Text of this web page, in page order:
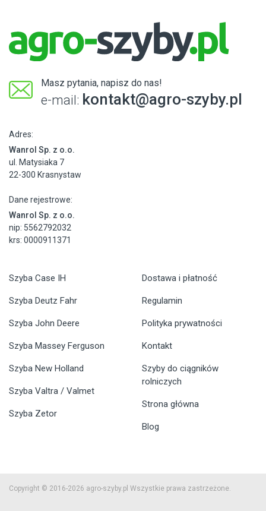
Masz pytania, napisz do nas!
e-mail: kontakt@agro-szyby.pl
Adres:
Wanrol Sp. z o.o.
ul. Matysiaka 7
22-300 Krasnystaw
Dane rejestrowe:
Wanrol Sp. z o.o.
nip: 5562792032
krs: 0000911371
Szyba Case IH
Szyba Deutz Fahr
Szyba John Deere
Szyba Massey Ferguson
Szyba New Holland
Szyba Valtra / Valmet
Szyba Zetor
Dostawa i płatność
Regulamin
Polityka prywatności
Kontakt
Szyby do ciągników
rolniczych
Strona główna
Blog
Copyright © 2016-2026 agro-szyby.pl Wszystkie prawa zastrzeżone.